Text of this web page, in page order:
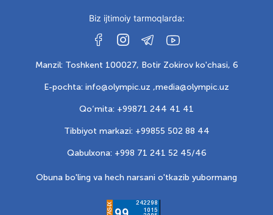
Biz ijtimoiy tarmoqlarda:
Manzil: Toshkent 100027, Botir Zokirov ko'chasi, 6
E-pochta: info@olympic.uz ,media@olympic.uz
Qo‘mita: +99871 244 41 41
Tibbiyot markazi: +99855 502 88 44
Qabulxona: +998 71 241 52 45/46
Obuna bo'ling va hech narsani o'tkazib yubormang